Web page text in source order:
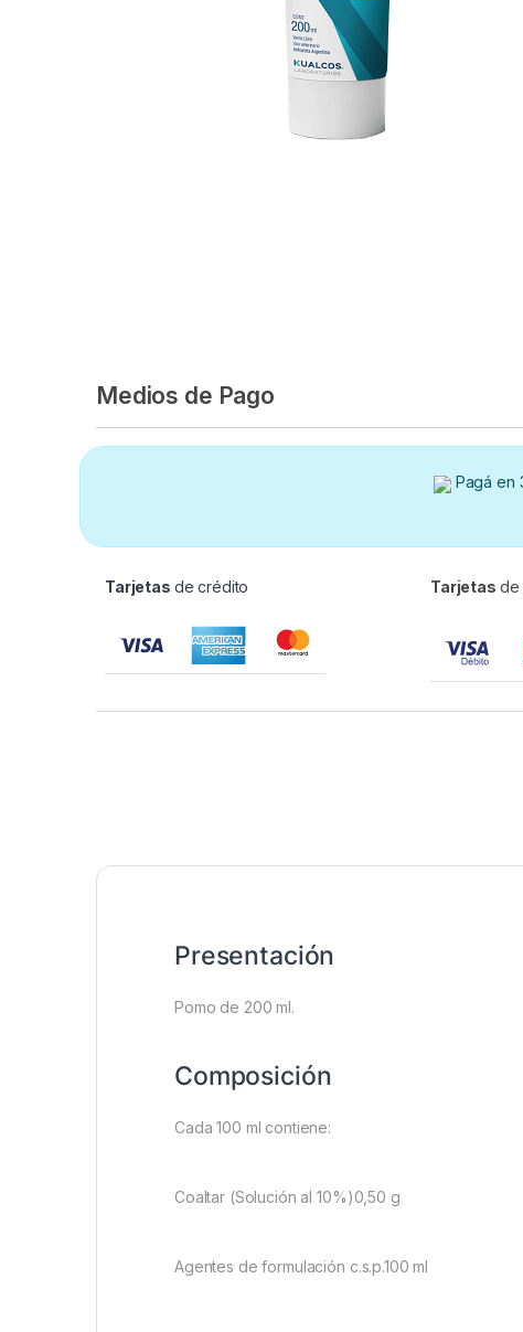
Medios de Pago
Pagá en
Tarjetas de crédito Tarjetas de
Presentación
Pomo de 200 ml.
Composición
Cada 100 ml contiene:
Coaltar (Solución al 10%)0,50 g
Agentes de formulación c.s.p.100 ml